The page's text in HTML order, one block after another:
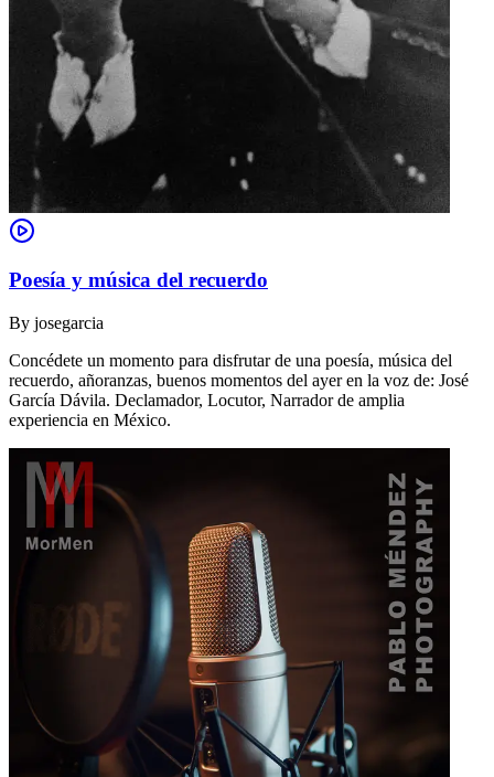
Poesía y música del recuerdo
By josegarcia
Concédete un momento para disfrutar de una poesía, música del
recuerdo, añoranzas, buenos momentos del ayer en la voz de: José
García Dávila. Declamador, Locutor, Narrador de amplia
experiencia en México.